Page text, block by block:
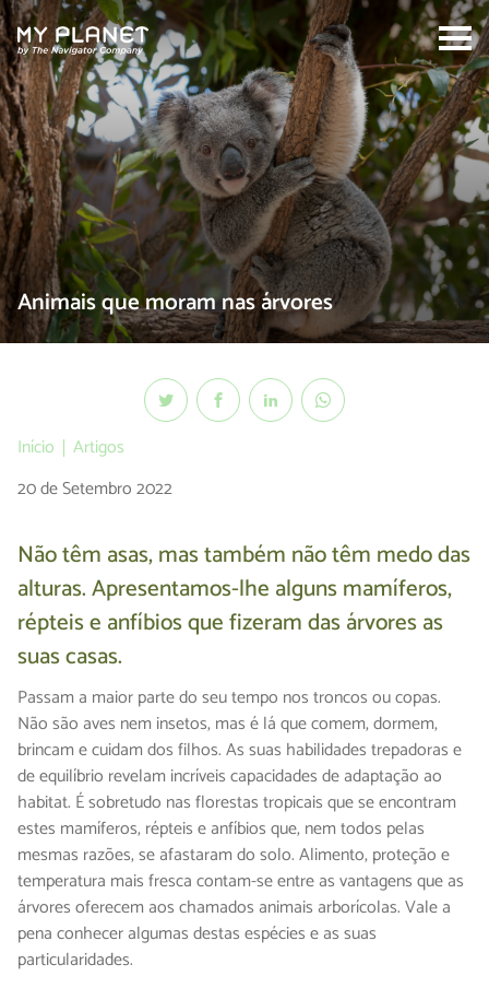
Search:
Animais que moram nas árvores
Início
Artigos
20 de Setembro 2022
Não têm asas, mas também não têm medo das
alturas. Apresentamos-lhe alguns mamíferos,
répteis e anfíbios que fizeram das árvores as
suas casas.
Passam a maior parte do seu tempo nos troncos ou copas.
Não são aves nem insetos, mas é lá que comem, dormem,
brincam e cuidam dos filhos. As suas habilidades trepadoras e
de equilíbrio revelam incríveis capacidades de adaptação ao
habitat. É sobretudo nas florestas tropicais que se encontram
estes mamíferos, répteis e anfíbios que, nem todos pelas
mesmas razões, se afastaram do solo. Alimento, proteção e
temperatura mais fresca contam-se entre as vantagens que as
árvores oferecem aos chamados animais arborícolas. Vale a
pena conhecer algumas destas espécies e as suas
particularidades.